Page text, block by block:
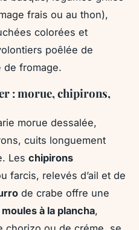
frais ou au thon),
colorées et
poêlée de
de fromage.
: morue, chipirons,
morue dessalée,
cuits longuement
Les chipirons
farcis, relevés d’ail et de
de crabe offre une
moules à la plancha,